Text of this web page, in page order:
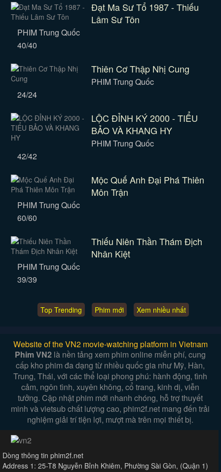
Đạt Ma Sư Tổ 1987 - Thiếu
Lâm Sư Tôn
PHIM Trung Quốc
40/40
Thiên Cơ Thập Nhị Cung
PHIM Trung Quốc
24/24
LỘC ĐỈNH KÝ 2000 - TIỂU
BẢO VÀ KHANG HY
PHIM Trung Quốc
42/42
Mộc Quế Anh Đại Phá Thiên
Môn Trận
PHIM Trung Quốc
60/60
Thiếu Niên Thần Thám Địch
Nhân Kiệt
PHIM Trung Quốc
39/39
Top Trending Phim mới Xem nhiều nhất
Website of the VN2 movie-watching platform in Vietnam
Phim VN2 là nền tảng xem phim online miễn phí, cung
cấp kho phim đa dạng từ nhiều quốc gia như Mỹ, Hàn,
Trung, Thái, với các thể loại phong phú: hành động, tình
cảm, ngôn tình, xuyên không, cổ trang, kinh dị, viễn
tưởng. Cập nhật phim mới nhanh chóng, hỗ trợ thuyết
minh và vietsub chất lượng cao, phim2f.net mang đến trải
nghiệm giải trí tiện lợi, mượt mà trên mọi thiết bị.
Dòng thông tin phim2f.net
Address 1: 25-T8 Nguyễn Bỉnh Khiêm, Phường Sài Gòn, (Quận 1)